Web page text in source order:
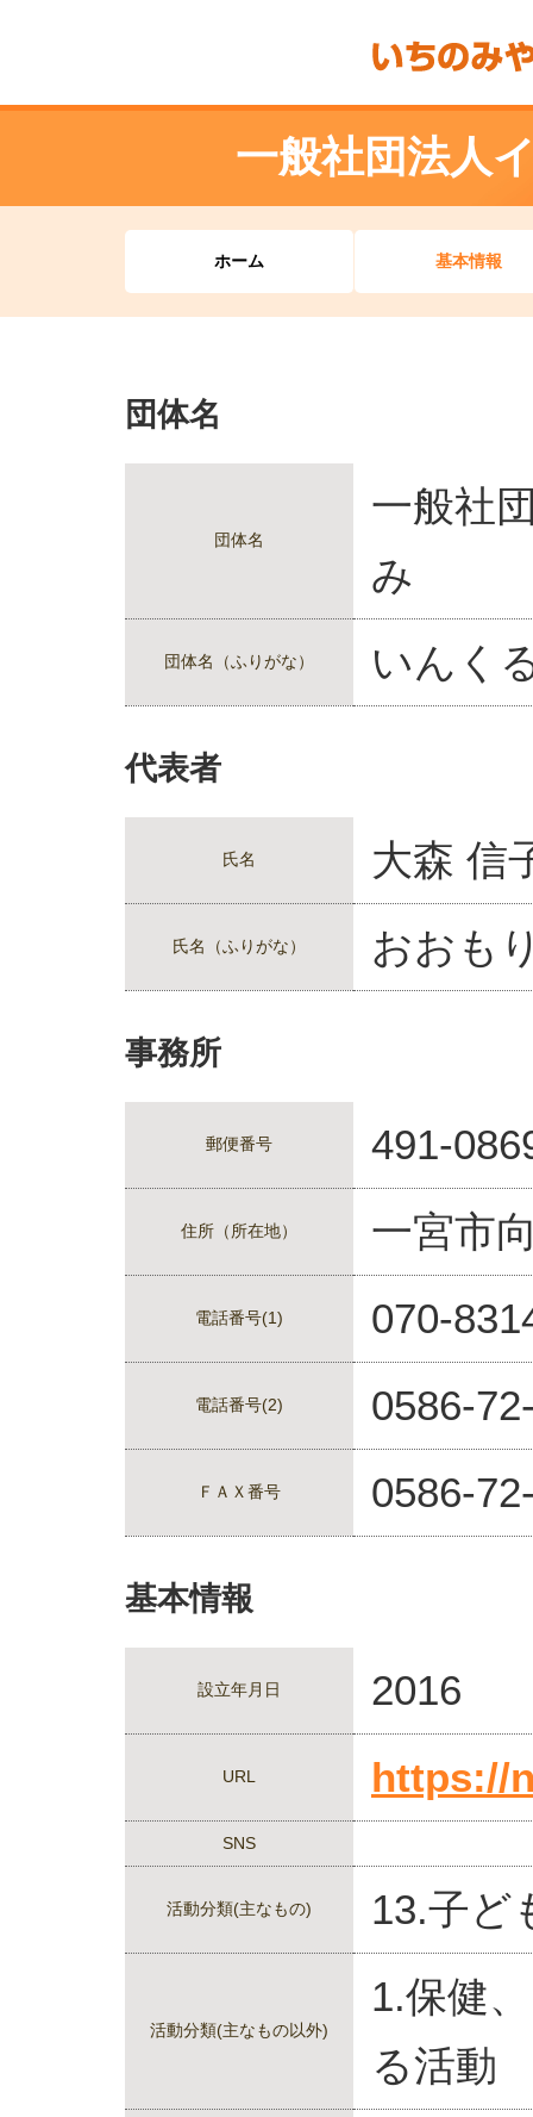
一般社団法人
ホーム 基本情報
団体名
団体名
一般社
み
団体名（ふりがな） いんく
代表者
氏名 大森 信
氏名（ふりがな） おおも
事務所
郵便番号 491-
住所（所在地） 一宮市
電話番号(1) 070-
電話番号(2) 0586-
ＦＡＸ番号 0586-
基本情報
設立年月日 2016
URL https://
SNS
活動分類(主なもの) 13.子ど
活動分類(主なもの以外)
1.保健
る活動